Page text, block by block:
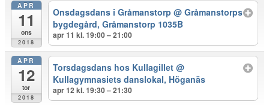
APR
11
ons
2018
Onsdagsdans i Gråmanstorp@ Gråmanstorps
bygdegård, Gråmanstorp 1035B
apr 11 kl. 19:00 – 21:00
APR
12
tor
2018
Torsdagsdans hos Kullagillet@
Kullagymnasiets danslokal, Höganäs
apr 12 kl. 19:30 – 21:30